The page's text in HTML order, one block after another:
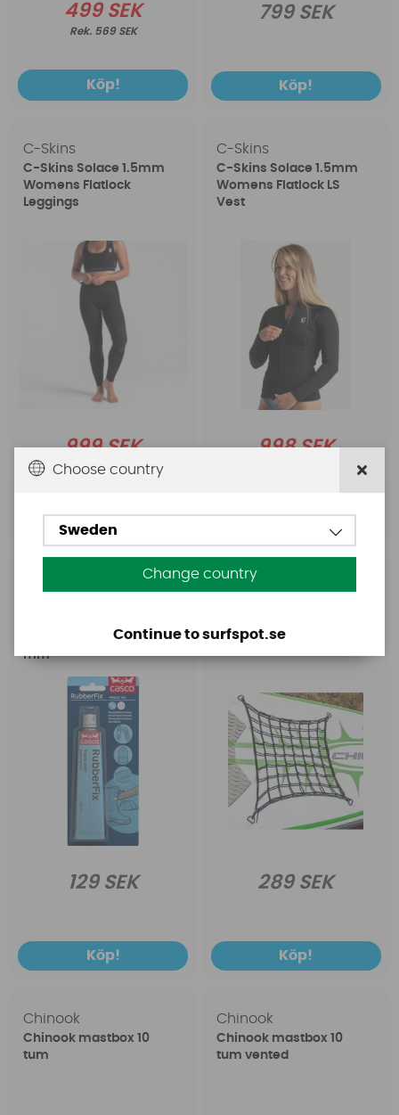
499 SEK
569 SEK
Köp!
799 SEK
Köp!
C-Skins
C-Skins Solace 1.5mm
Womens Flatlock
Leggings
999 SEK
1199 SEK
Köp!
C-Skins
C-Skins Solace 1.5mm
Womens Flatlock LS
Vest
998 SEK
Köp!
bomgrepp, neopren
mm
129 SEK
Köp!
Chinook
289 SEK
Köp!
Chinook
Chinook mastbox 10
tum
Chinook
Chinook mastbox 10
tum vented
Choose country
Sweden
Change country
Continue to surfspot.se